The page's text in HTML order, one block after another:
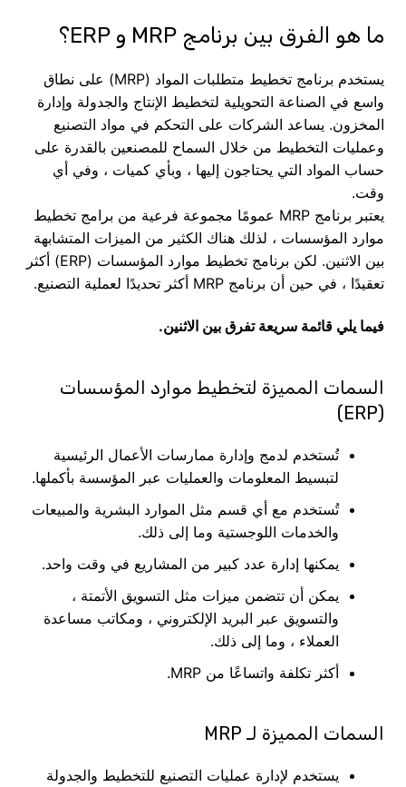
ما هو الفرق بين برنامج MRP و ERP؟
يستخدم برنامج تخطيط متطلبات المواد (MRP) على نطاق
واسع في الصناعة التحويلية لتخطيط الإنتاج والجدولة وإدارة
المخزون. يساعد الشركات على التحكم في مواد التصنيع
وعمليات التخطيط من خلال السماح للمصنعين بالقدرة على
حساب المواد التي يحتاجون إليها ، وبأي كميات ، وفي أي
وقت.
يعتبر برنامج MRP عمومًا مجموعة فرعية من برامج تخطيط
موارد المؤسسات ، لذلك هناك الكثير من الميزات المتشابهة
بين الاثنين. لكن برنامج تخطيط موارد المؤسسات (ERP) أكثر
تعقيدًا ، في حين أن برنامج MRP أكثر تحديدًا لعملية التصنيع.
فيما يلي قائمة سريعة تفرق بين الاثنين.
السمات المميزة لتخطيط موارد المؤسسات
(ERP)
تُستخدم لدمج وإدارة ممارسات الأعمال الرئيسية
لتبسيط المعلومات والعمليات عبر المؤسسة بأكملها.
تُستخدم مع أي قسم مثل الموارد البشرية والمبيعات
والخدمات اللوجستية وما إلى ذلك.
يمكنها إدارة عدد كبير من المشاريع في وقت واحد.
يمكن أن تتضمن ميزات مثل التسويق الأتمتة ،
والتسويق عبر البريد الإلكتروني ، ومكاتب مساعدة
العملاء ، وما إلى ذلك.
أكثر تكلفة واتساعًا من MRP.
السمات المميزة لـ MRP
يستخدم لإدارة عمليات التصنيع للتخطيط والجدولة